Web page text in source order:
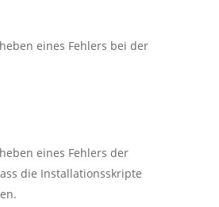
eines Fehlers bei der
eines Fehlers der
die Installationsskripte